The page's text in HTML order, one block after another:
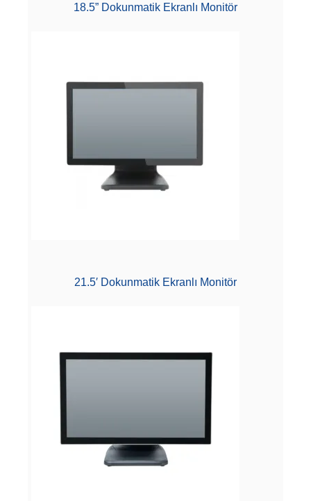
18.5” Dokunmatik Ekranlı Monitör
21.5′ Dokunmatik Ekranlı Monitör